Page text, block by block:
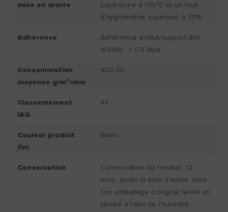
mise en œuvre
supérieure à +35°C et un taux
d’hygrométrie supérieur à 70%.
Adhérence
Adhérence enduit/support (EN
16566) : > 0,5 Mpa
Consommation
moyenne g/m²/mm
400.00
Classemement
IAQ
A+
Couleur produit
fini
Blanc.
Conservation
Conservation de l’enduit : 12
mois, après la date d'achat, dans
son emballage d'origine fermé et
stocké à l’abri de l’humidité.